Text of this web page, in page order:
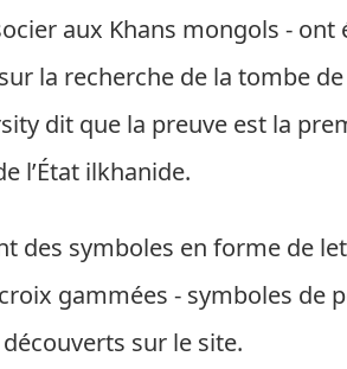
aux Khans mongols - ont
la recherche de la tombe
dit que la preuve est la
l’État ilkhanide.
des symboles en forme de
gammées - symboles de
sur le site.